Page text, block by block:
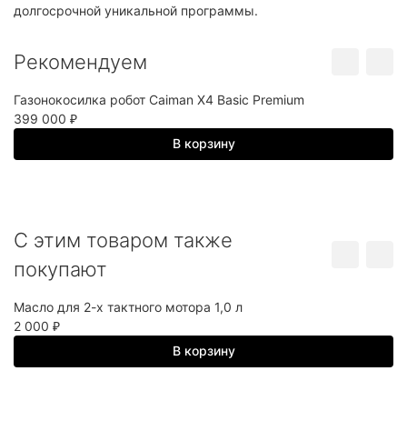
долгосрочной уникальной программы.
Рекомендуем
Газонокосилка робот Caiman X4 Basic Premium
399 000 ₽
В корзину
C этим товаром также
покупают
Масло для 2-х тактного мотора 1,0 л
2 000 ₽
В корзину